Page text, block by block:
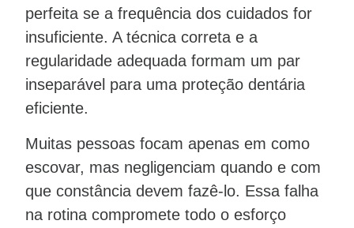
perfeita se a frequência dos cuidados for
insuficiente. A técnica correta e a
regularidade adequada formam um par
inseparável para uma proteção dentária
eficiente.
Muitas pessoas focam apenas em como
escovar, mas negligenciam quando e com
que constância devem fazê-lo. Essa falha
na rotina compromete todo o esforço